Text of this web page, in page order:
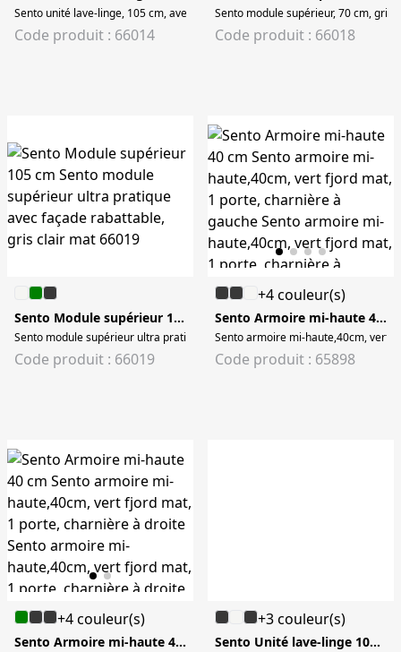
Sento unité lave-linge, 105 cm, avec corbeille à linge à droite, gris clair mat
Code produit : 66014
Sento module supérieur, 70 cm,
Code produit : 66018
Sento Module supérieur 105 cm
Sento module supérieur ultra pratique avec façade rabattable, gris clair mat
Code produit : 66019
+4 couleur(s)
Sento Armoire mi-haute 40 cm
Sento armoire mi-haute,40cm, vert
Code produit : 65898
+4 couleur(s)
Sento Armoire mi-haute 40 cm
+3 couleur(s)
Sento Unité lave-linge 105 cm